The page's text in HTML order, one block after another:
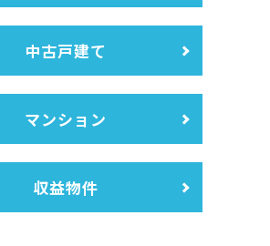
中古戸建て
マンション
収益物件